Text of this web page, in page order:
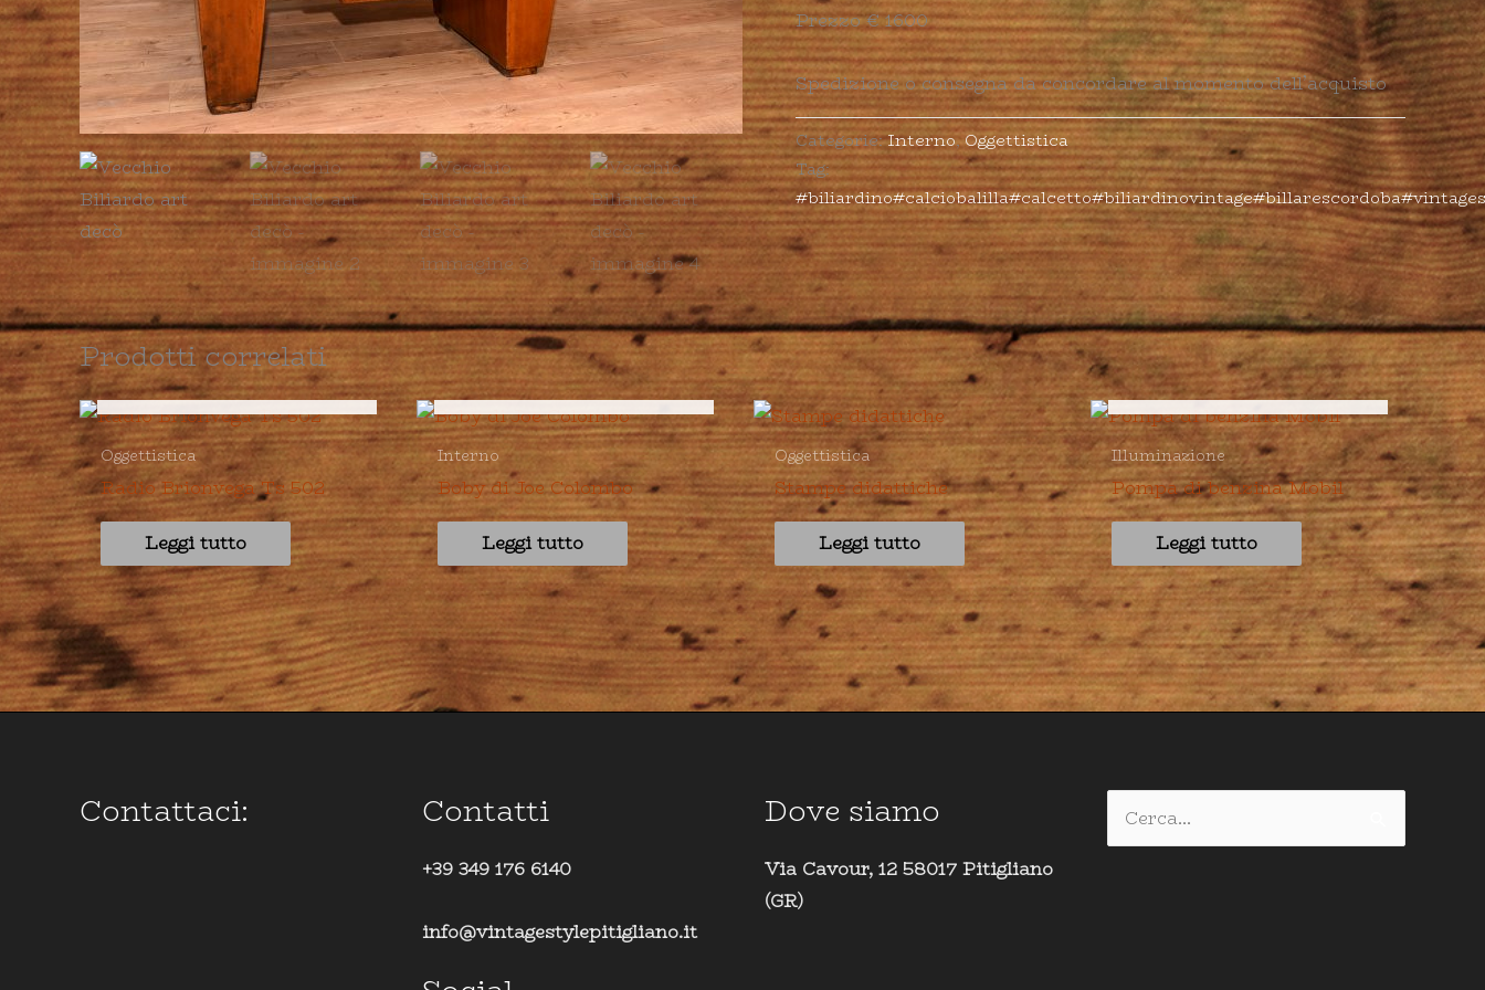
Prezzo € 1600
Spedizione o consegna da concordare al momento dell’acquisto
Categorie:Interno,Oggettistica
Tag:
Prodotti correlati
ESAURITO
Oggettistica
Radio Brionvega Ts 502
Leggi tutto
ESAURITO
Interno
Boby di Joe Colombo
Leggi tutto
Oggettistica
Stampe didattiche
Leggi tutto
ESAURITO
Illuminazione
Pompa di benzina Mobil
Leggi tutto
Contattaci: Contatti
+39 349 176 6140
info@vintagestylepitigliano.it
Dove siamo
Via Cavour, 12 58017 Pitigliano
(GR)
Cerca: